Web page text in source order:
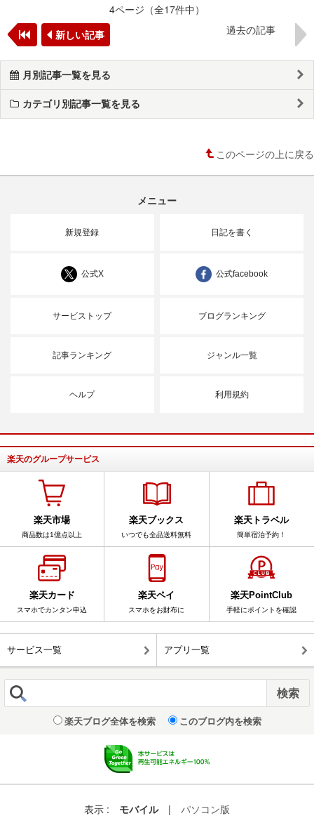
4ページ（全17件中）
新しい記事
過去の記事
月別記事一覧を見る
カテゴリ別記事一覧を見る
このページの上に戻る
メニュー
新規登録 日記を書く
公式X 公式facebook
サービストップ ブログランキング
記事ランキング ジャンル一覧
ヘルプ 利用規約
楽天のグループサービス
楽天市場
商品数は1億点以上
楽天ブックス
いつでも全品送料無料
楽天トラベル
簡単宿泊予約！
楽天カード
スマホでカンタン申込
楽天ペイ
スマホをお財布に
楽天PointClub
手軽にポイントを確認
サービス一覧 アプリ一覧
楽天ブログ全体を検索 このブログ内を検索
表示 : モバイル | パソコン版